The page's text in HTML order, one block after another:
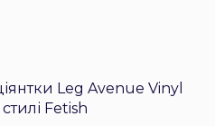
Leg Avenue Vinyl
Fetish